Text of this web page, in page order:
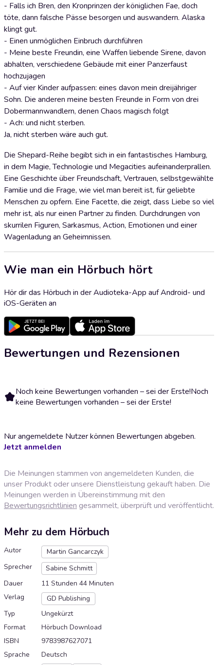
- Falls ich Bren, den Kronprinzen der königlichen Fae, doch
töte, dann falsche Pässe besorgen und auswandern. Alaska
klingt gut.
- Einen unmöglichen Einbruch durchführen
- Meine beste Freundin, eine Waffen liebende Sirene, davon
abhalten, verschiedene Gebäude mit einer Panzerfaust
hochzujagen
- Auf vier Kinder aufpassen: eines davon mein dreijähriger
Sohn. Die anderen meine besten Freunde in Form von drei
Dobermannwandlern, denen Chaos magisch folgt
- Ach: und nicht sterben.
Ja, nicht sterben wäre auch gut.
Die Shepard-Reihe begibt sich in ein fantastisches Hamburg,
in dem Magie, Technologie und Megacities aufeinanderprallen.
Eine Geschichte über Freundschaft, Vertrauen, selbstgewählte
Familie und die Frage, wie viel man bereit ist, für geliebte
Menschen zu opfern. Eine Facette, die zeigt, dass Liebe so viel
mehr ist, als nur einen Partner zu finden. Durchdrungen von
skurrilen Figuren, Sarkasmus, Action, Emotionen und einer
Wagenladung an Geheimnissen.
Wie man ein Hörbuch hört
Hör dir das Hörbuch in der Audioteka-App auf Android- und
iOS-Geräten an
Bewertungen und Rezensionen
Noch keine Bewertungen vorhanden – sei der Erste!Noch
keine Bewertungen vorhanden – sei der Erste!
Nur angemeldete Nutzer können Bewertungen abgeben.
Jetzt anmelden
Die Meinungen stammen von angemeldeten Kunden, die
unser Produkt oder unsere Dienstleistung gekauft haben. Die
Meinungen werden in Übereinstimmung mit den
Bewertungsrichtlinien gesammelt, überprüft und veröffentlicht.
Mehr zu dem Hörbuch
Autor
Martin Gancarczyk
Sprecher
Sabine Schmitt
Dauer
11 Stunden 44 Minuten
Verlag
GD Publishing
Typ
Ungekürzt
Format
Hörbuch Download
ISBN
9783987627071
Sprache
Deutsch